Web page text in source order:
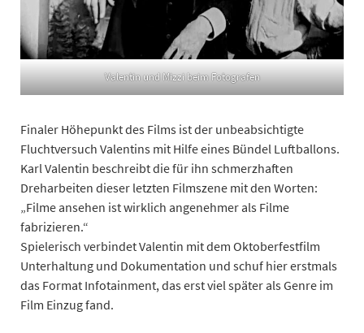
Valentin und Mizzi beim Fotografen
Finaler Höhepunkt des Films ist der unbeabsichtigte
Fluchtversuch Valentins mit Hilfe eines Bündel Luftballons.
Karl Valentin beschreibt die für ihn schmerzhaften
Dreharbeiten dieser letzten Filmszene mit den Worten:
„Filme ansehen ist wirklich angenehmer als Filme
fabrizieren.“
Spielerisch verbindet Valentin mit dem Oktoberfestfilm
Unterhaltung und Dokumentation und schuf hier erstmals
das Format Infotainment, das erst viel später als Genre im
Film Einzug fand.